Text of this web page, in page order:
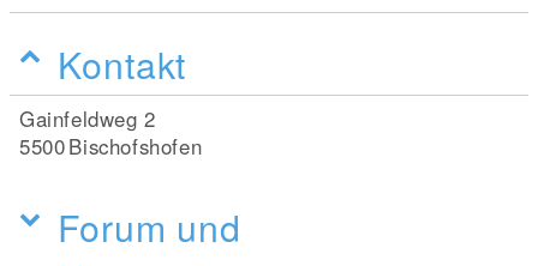
Kontakt
Gainfeldweg 2
5500Bischofshofen
Forum und